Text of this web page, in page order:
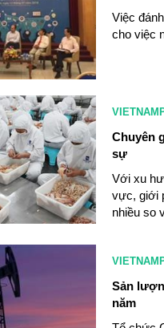
Việc
cho việc
Chuyên
sự
Với xu
vực, giới
nhiều so
Sản
năm